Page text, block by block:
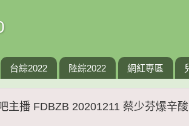
台綜2022 陸綜2022 網紅專區
主播 FDBZB 20201211 蔡少芬爆辛